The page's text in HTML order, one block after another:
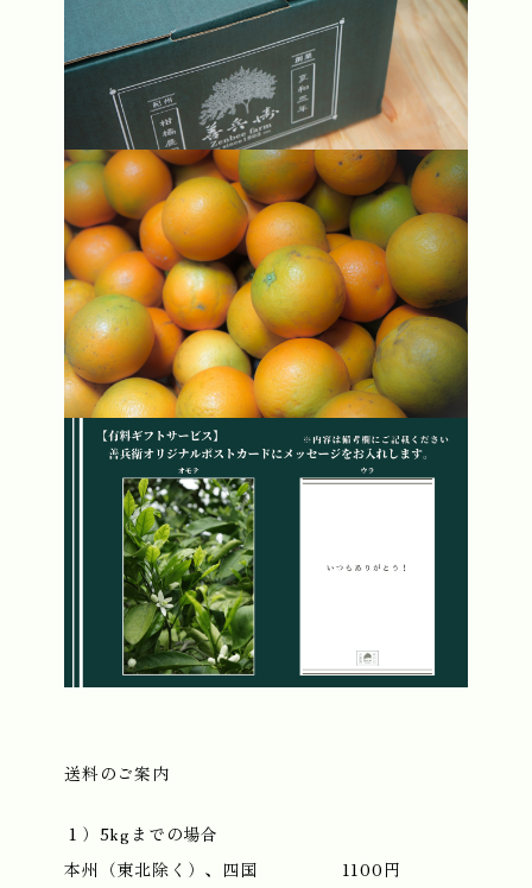
送料のご案内
１）5kgまでの場合
本州（東北除く）、四国
1100円